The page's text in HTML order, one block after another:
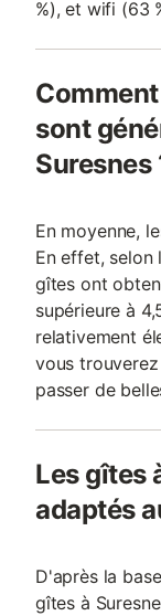
%), et wifi (63
sont
Suresnes
En moyenne,
En effet, selon
gîtes ont
supérieure à
relativement
vous
passer de
Les gîtes
adaptés
D'après la
gîtes à